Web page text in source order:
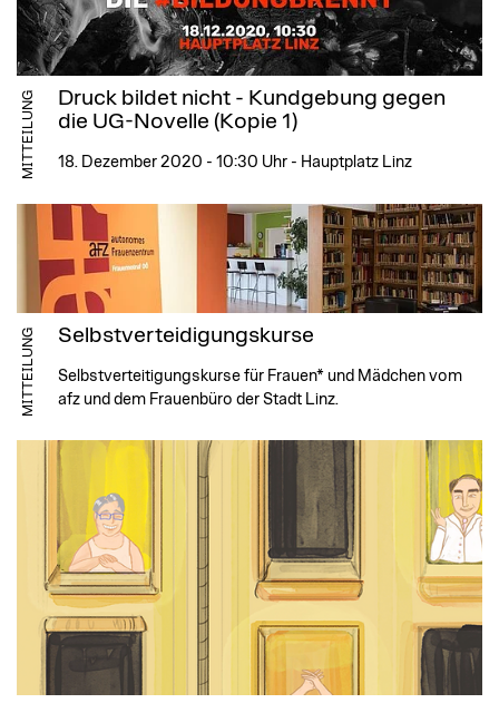
MITTEILUNG
Druck bildet nicht - Kundgebung gegen
die UG-Novelle (Kopie 1)
18. Dezember 2020 - 10:30 Uhr - Hauptplatz Linz
MITTEILUNG Selbstverteidigungskurse
Selbstverteitigungskurse für Frauen* und Mädchen vom
afz und dem Frauenbüro der Stadt Linz.